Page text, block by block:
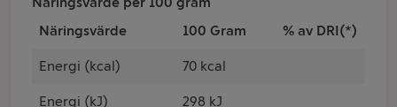
Näringsvärde
100 Gram % av DRI(*)
Energi (kcal) 70 kcal
Energi (kJ) 298 kJ